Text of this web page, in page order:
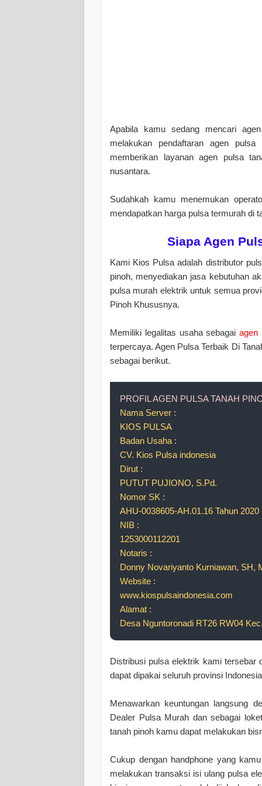
Apabila kamu sedang mencari
melakukan pendaftaran agen
memberikan layanan agen pulsa
nusantara.
Sudahkah kamu menemukan
mendapatkan harga pulsa termurah di
Siapa Agen
Kami Kios Pulsa adalah distributor
pinoh, menyediakan jasa kebutuhan
pulsa murah elektrik untuk semua
Pinoh Khususnya.
Memiliki legalitas usaha sebagaiagen
terpercaya. Agen Pulsa Terbaik Di
sebagai berikut.
PROFIL AGEN PULSA TANAH
Nama Server :
KIOS PULSA
Badan Usaha :
CV. Kios Pulsa indonesia
Dirut :
PUTUT PUJIONO, S.Pd.
Nomor SK :
AHU-0038605-AH.01.16 Tahun 2020
NIB :
1253000112201
Notaris :
Donny Novariyanto Kurniawan, SH,
Website :
www.kiospulsaindonesia.com
Alamat :
Desa Nguntoronadi RT26 RW04
Distribusi pulsa elektrik kami tersebar
dapat dipakai seluruh provinsi
Menawarkan keuntungan langsung
Dealer Pulsa Murah dan sebagai
tanah pinoh kamu dapat melakukan
Cukup dengan handphone yang
melakukan transaksi isi ulang pulsa